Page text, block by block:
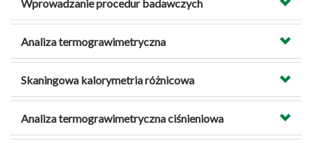
Wprowadzanie procedur badawczych
Analiza termograwimetryczna
Skaningowa kalorymetria różnicowa
Analiza termograwimetryczna ciśnieniowa